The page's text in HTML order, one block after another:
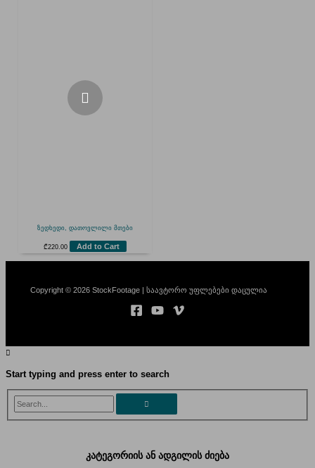
ზედხედი, დათოვლილი მთები
₾220.00 Add to Cart
Copyright © 2026 StockFootage | საავტორო უფლებები დაცულია
Start typing and press enter to search
კატეგორიის ან ადგილის ძიება